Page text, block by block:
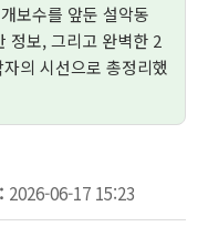
보수를 앞둔 설악동
정보, 그리고 완벽한 2
의 시선으로 총정리했
2026-06-17 15:23